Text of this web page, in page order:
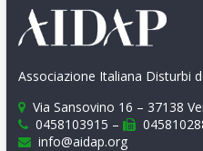
Associazione Italiana Disturbi
Via Sansovino 16 – 37138
0458103915 –
info@aidap.org